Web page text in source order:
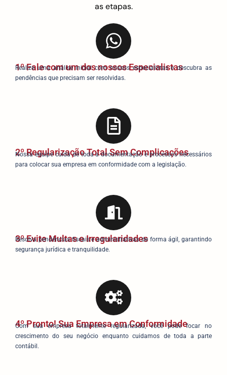
as etapas.
1º Fale com um dos nossos Especialistas
Realize uma análise inicial com nossos especialistas e descubra as
pendências que precisam ser resolvidas.
2º Regularização Total Sem Complicações
Nossa equipe cuida de toda a documentação e processos necessários
para colocar sua empresa em conformidade com a legislação.
3º Evite Multas e Irregularidades
Resolva pendências fiscais e administrativas de forma ágil, garantindo
segurança jurídica e tranquilidade.
4º Pronto! Sua Empresa em Conformidade
Com sua empresa totalmente regularizada, você pode focar no
crescimento do seu negócio enquanto cuidamos de toda a parte
contábil.